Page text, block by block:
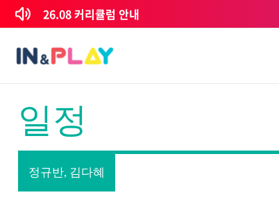
콘텐츠로
건너뛰기
26.08 커리큘럼 안내
일정
정규반, 김다혜